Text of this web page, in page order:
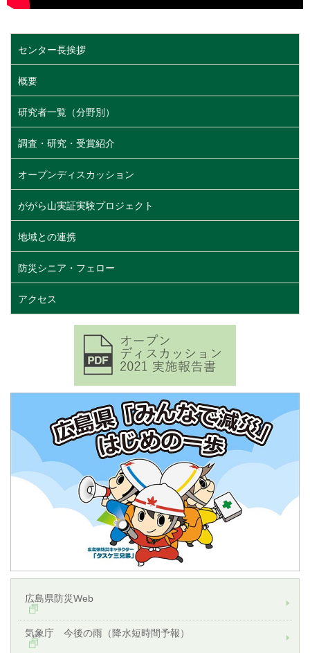
センター長挨拶
概要
研究者一覧（分野別）
調査・研究・受賞紹介
オープンディスカッション
ががら山実証実験プロジェクト
地域との連携
防災シニア・フェロー
アクセス
広島県防災Web
気象庁 今後の雨（降水短時間予報）